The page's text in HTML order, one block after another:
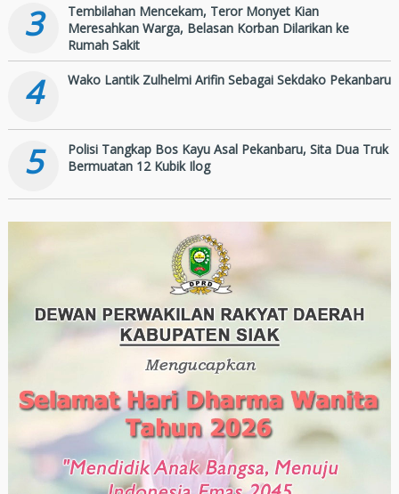
3
Tembilahan Mencekam, Teror Monyet Kian
Meresahkan Warga, Belasan Korban Dilarikan ke
Rumah Sakit
4 Wako Lantik Zulhelmi Arifin Sebagai Sekdako Pekanbaru
5
Polisi Tangkap Bos Kayu Asal Pekanbaru, Sita Dua Truk
Bermuatan 12 Kubik Ilog